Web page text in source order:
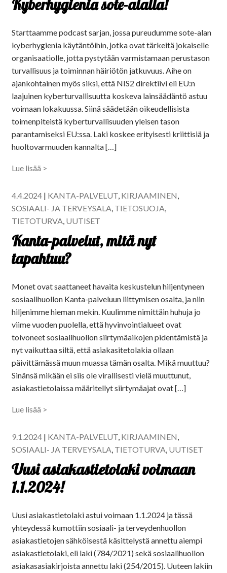
Kyberhygienia sote-alalla!
Starttaamme podcast sarjan, jossa pureudumme sote-alan
kyberhygienia käytäntöihin, jotka ovat tärkeitä jokaiselle
organisaatiolle, jotta pystytään varmistamaan perustason
turvallisuus ja toiminnan häiriötön jatkuvuus. Aihe on
ajankohtainen myös siksi, että NIS2 direktiivi eli EU:n
laajuinen kyberturvallisuutta koskeva lainsäädäntö astuu
voimaan lokakuussa. Siinä säädetään oikeudellisista
toimenpiteistä kyberturvallisuuden yleisen tason
parantamiseksi EU:ssa. Laki koskee erityisesti kriittisiä ja
huoltovarmuuden kannalta […]
Lue lisää >
4.4.2024 | KANTA-PALVELUT, KIRJAAMINEN,
SOSIAALI- JA TERVEYSALA, TIETOSUOJA,
TIETOTURVA, UUTISET
Kanta-palvelut, mitä nyt
tapahtuu?
Monet ovat saattaneet havaita keskustelun hiljentyneen
sosiaalihuollon Kanta-palveluun liittymisen osalta, ja niin
hiljenimme hieman mekin. Kuulimme nimittäin huhuja jo
viime vuoden puolella, että hyvinvointialueet ovat
toivoneet sosiaalihuollon siirtymäaikojen pidentämistä ja
nyt vaikuttaa siltä, että asiakasitetolakia ollaan
päivittämässä muun muassa tämän osalta. Mikä muuttuu?
Sinänsä mikään ei siis ole virallisesti vielä muuttunut,
asiakastietolaissa määritellyt siirtymäajat ovat […]
Lue lisää >
9.1.2024 | KANTA-PALVELUT, KIRJAAMINEN,
SOSIAALI- JA TERVEYSALA, TIETOTURVA, UUTISET
Uusi asiakastietolaki voimaan
1.1.2024!
Uusi asiakastietolaki astui voimaan 1.1.2024 ja tässä
yhteydessä kumottiin sosiaali- ja terveydenhuollon
asiakastietojen sähköisestä käsittelystä annettu aiempi
asiakastietolaki, eli laki (784/2021) sekä sosiaalihuollon
asiakasasiakirjoista annettu laki (254/2015). Uuteen lakiin